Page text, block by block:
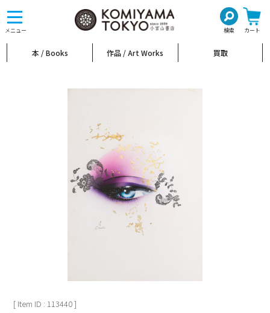
メニュー 検索 カート
toggle
navigation
本 / Books 作品 / Art Works 買取
[ Item ID : 113440 ]